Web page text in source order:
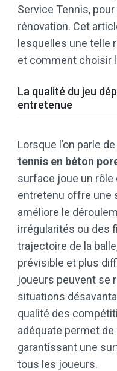
Service Tennis,
rénovation. Cet
lesquelles une telle
et comment choisir
La qualité du jeu
entretenue
Lorsque l’on parle de
tennis en béton
surface joue un rôle
entretenu offre une
améliore le
irrégularités ou des
trajectoire de la
prévisible et plus
joueurs peuvent se
situations
qualité des
adéquate permet
garantissant une
tous les joueurs.